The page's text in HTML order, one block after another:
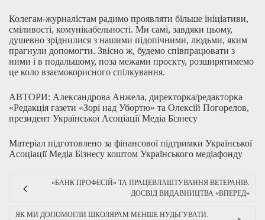
Колегам-журналістам радимо проявляти більше ініціативи,
сміливості, комунікабельності. Ми самі, завдяки цьому,
душевно зріднилися з нашими підопічними, людьми, яким
прагнули допомогти. Звісно ж, будемо співпрацювати з
ними і в подальшому, поза межами проєкту, розширятимемо
це коло взаємокорисного спілкування.
АВТОРИ: Александрова Анжела, директорка/редакторка
«Редакція газети «Зорі над Убортю» та Олексій Погорелов,
президент Української Асоціації Медіа Бізнесу
Матеріал підготовлено за фінансової підтримки Української
Асоціації Медіа Бізнесу коштом Українського медіафонду
«БАНК ПРОФЕСІЙ» ТА ПРАЦЕВЛАШТУВАННЯ ВЕТЕРАНІВ.
ДОСВІД ВИДАВНИЦТВА «ВПЕРЕД»
ЯК МИ ДОПОМОГЛИ ШКОЛЯРАМ МЕНШЕ НУДЬГУВАТИ.